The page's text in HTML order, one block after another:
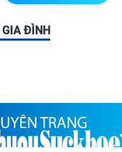
GIA ĐÌNH